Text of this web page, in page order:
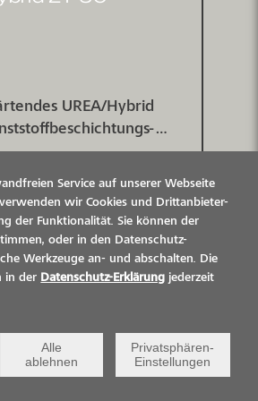
UREA/Hybrid
maschinell applizierter
hoch
mit dynamischer
Klasse B4.2 für
Flächen.
nach DIN EN 1504-
OS 5b
UND
Service auf unserer Webseite
wir Cookies und Drittanbieter-
der Funktionalität. Sie können der
oder in den Datenschutz-
Werkzeuge an- und abschalten. Die
in der Datenschutz-Erklärung jederzeit
Alle
ablehnen
Privatsphären-
Einstellungen